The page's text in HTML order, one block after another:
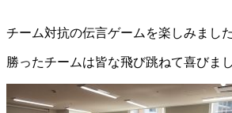
チーム対抗の伝言ゲームを楽しみました
勝ったチームは皆な飛び跳ねて喜びまし